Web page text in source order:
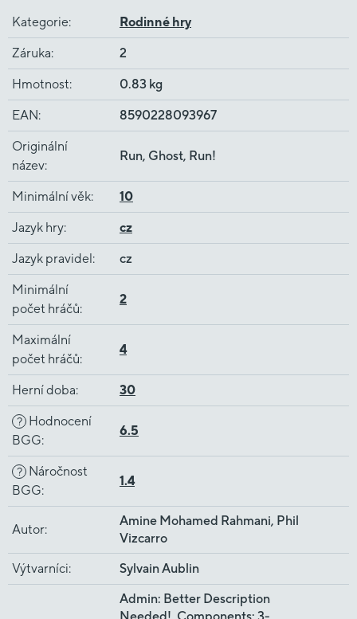
Kategorie: Rodinné hry
Záruka: 2
Hmotnost: 0.83 kg
EAN: 8590228093967
Originální
název:
Run, Ghost, Run!
Minimální věk: 10
Jazyk hry: cz
Jazyk pravidel: cz
Minimální
počet hráčů:
2
Maximální
počet hráčů:
4
Herní doba: 30
? Hodnocení
BGG:
6.5
? Náročnost
BGG:
1.4
Autor:
Amine Mohamed Rahmani, Phil
Vizcarro
Výtvarníci: Sylvain Aublin
Admin: Better Description